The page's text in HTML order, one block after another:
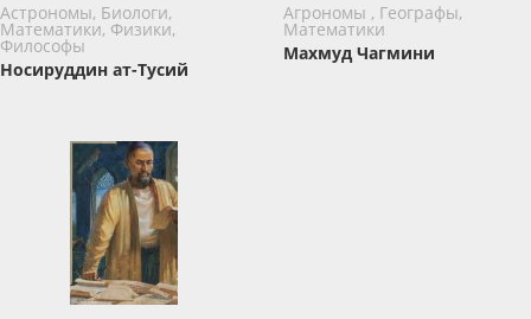
Астрономы, Биологи,
Математики, Физики,
Философы
Носируддин ат-Тусий
Агрономы , Географы,
Математики
Махмуд Чагмини